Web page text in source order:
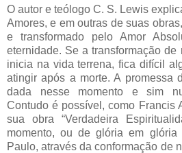
O autor e teólogo C. S. Lewis
Amores, e em outras de suas
e transformado pelo Amor
eternidade. Se a transformação
inicia na vida terrena, fica difícil
atingir após a morte. A promessa
dada nesse momento e sim
Contudo é possível, como Francis
sua obra “Verdadeira
momento, ou de glória em
Paulo, através da conformação de